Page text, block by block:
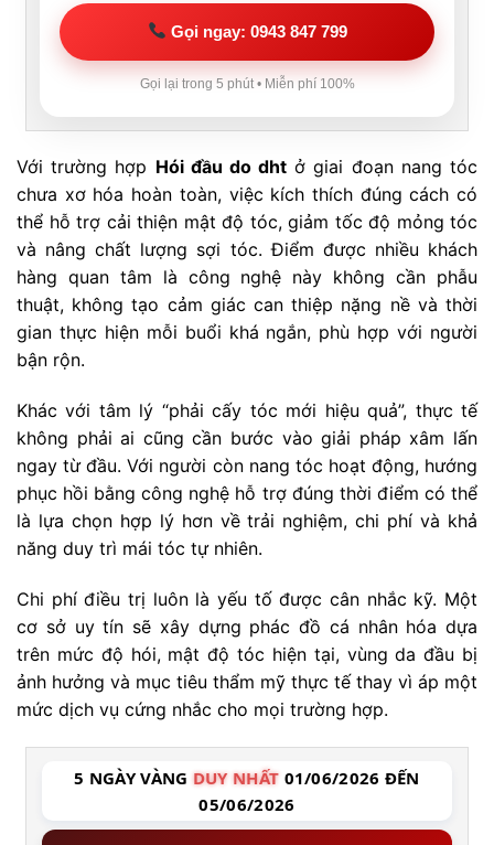
Gọi ngay: 0943 847 799
Gọi lại trong 5 phút • Miễn phí 100%
Với trường hợp Hói đầu do dht ở giai đoạn nang tóc
chưa xơ hóa hoàn toàn, việc kích thích đúng cách có
thể hỗ trợ cải thiện mật độ tóc, giảm tốc độ mỏng tóc
và nâng chất lượng sợi tóc. Điểm được nhiều khách
hàng quan tâm là công nghệ này không cần phẫu
thuật, không tạo cảm giác can thiệp nặng nề và thời
gian thực hiện mỗi buổi khá ngắn, phù hợp với người
bận rộn.
Khác với tâm lý “phải cấy tóc mới hiệu quả”, thực tế
không phải ai cũng cần bước vào giải pháp xâm lấn
ngay từ đầu. Với người còn nang tóc hoạt động, hướng
phục hồi bằng công nghệ hỗ trợ đúng thời điểm có thể
là lựa chọn hợp lý hơn về trải nghiệm, chi phí và khả
năng duy trì mái tóc tự nhiên.
Chi phí điều trị luôn là yếu tố được cân nhắc kỹ. Một
cơ sở uy tín sẽ xây dựng phác đồ cá nhân hóa dựa
trên mức độ hói, mật độ tóc hiện tại, vùng da đầu bị
ảnh hưởng và mục tiêu thẩm mỹ thực tế thay vì áp một
mức dịch vụ cứng nhắc cho mọi trường hợp.
5 NGÀY VÀNG DUY NHẤT 01/06/2026 ĐẾN
05/06/2026